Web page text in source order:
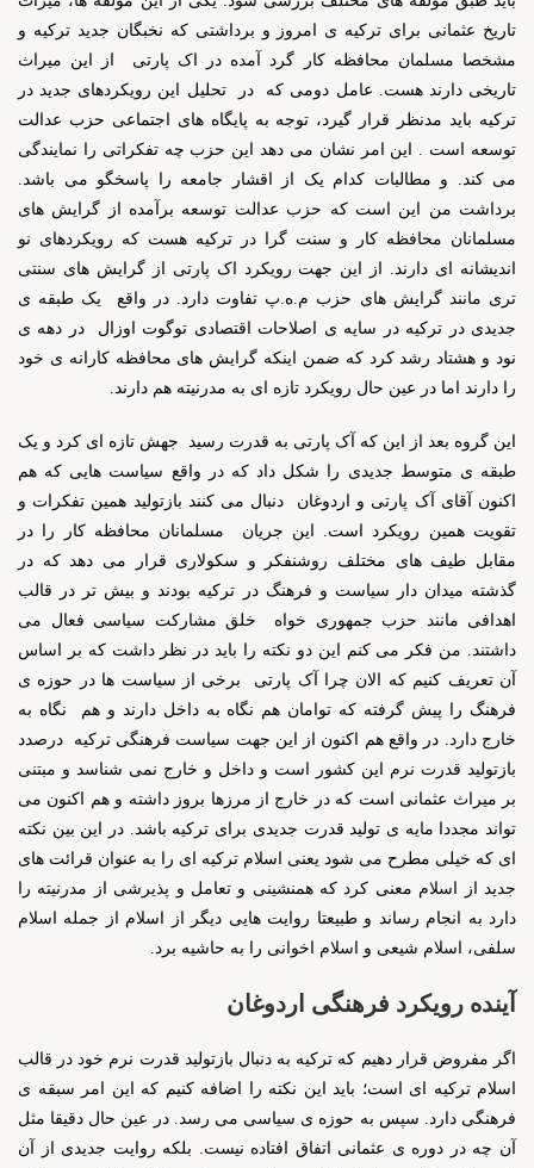
تاریخ عثمانی برای ترکیه ی امروز و برداشتی که نخبگان جدید ترکیه و
مشخصا مسلمان محافظه کار گرد آمده در اک پارتی از این میراث
تاریخی دارند هست. عامل دومی که در تحلیل این رویکردهای جدید در
ترکیه باید مدنظر قرار گیرد، توجه به پایگاه های اجتماعی حزب عدالت
توسعه است . این امر نشان می دهد این حزب چه تفکراتی را نمایندگی
می کند. و مطالبات کدام یک از اقشار جامعه را پاسخگو می باشد.
برداشت من این است که حزب عدالت توسعه برآمده از گرایش های
مسلمانان محافظه کار و سنت گرا در ترکیه هست که رویکردهای نو
اندیشانه ای دارند. از این جهت رویکرد اک پارتی از گرایش های سنتی
تری مانند گرایش های حزب م.ه.پ تفاوت دارد. در واقع یک طبقه ی
جدیدی در ترکیه در سایه ی اصلاحات اقتصادی توگوت اوزال در دهه ی
نود و هشتاد رشد کرد که ضمن اینکه گرایش های محافظه کارانه ی خود
را دارند اما در عین حال رویکرد تازه ای به مدرنیته هم دارند.
این گروه بعد از این که آک پارتی به قدرت رسید جهش تازه ای کرد و یک
طبقه ی متوسط جدیدی را شکل داد که در واقع سیاست هایی که هم
اکنون آقای آک پارتی و اردوغان دنبال می کنند بازتولید همین تفکرات و
تقویت همین رویکرد است. این جریان مسلمانان محافظه کار را در
مقابل طیف های مختلف روشنفکر و سکولاری قرار می دهد که در
گذشته میدان دار سیاست و فرهنگ در ترکیه بودند و بیش تر در قالب
اهدافی مانند حزب جمهوری خواه خلق مشارکت سیاسی فعال می
داشتند. من فکر می کنم این دو نکته را باید در نظر داشت که بر اساس
آن تعریف کنیم که الان چرا آک پارتی برخی از سیاست ها در حوزه ی
فرهنگ را پیش گرفته که توامان هم نگاه به داخل دارند و هم نگاه به
خارج دارد. در واقع هم اکنون از این جهت سیاست فرهنگی ترکیه درصدد
بازتولید قدرت نرم این کشور است و داخل و خارج نمی شناسد و مبتنی
بر میراث عثمانی است که در خارج از مرزها بروز داشته و هم اکنون می
تواند مجددا مایه ی تولید قدرت جدیدی برای ترکیه باشد. در این بین نکته
ای که خیلی مطرح می شود یعنی اسلام ترکیه ای را به عنوان قرائت های
جدید از اسلام معنی کرد که همنشینی و تعامل و پذیرشی از مدرنیته را
دارد به انجام رساند و طبیعتا روایت هایی دیگر از اسلام از جمله اسلام
سلفی، اسلام شیعی و اسلام اخوانی را به حاشیه برد.
آینده رویکرد فرهنگی اردوغان
اگر مفروض قرار دهیم که ترکیه به دنبال بازتولید قدرت نرم خود در قالب
اسلام ترکیه ای است؛ باید این نکته را اضافه کنیم که این امر سبقه ی
فرهنگی دارد. سپس به حوزه ی سیاسی می رسد. در عین حال دقیقا مثل
آن چه در دوره ی عثمانی اتفاق افتاده نیست. بلکه روایت جدیدی از آن